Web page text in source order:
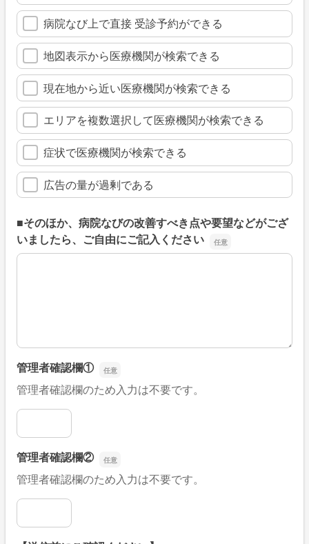
病院なび上で直接 受診予約ができる
地図表示から医療機関が検索できる
現在地から近い医療機関が検索できる
エリアを複数選択して医療機関が検索できる
症状で医療機関が検索できる
広告の量が過剰である
■そのほか、病院なびの改善すべき点や要望などがござ
いましたら、ご自由にご記入ください
■そのほか、病院なびの改善すべき点や要望などがござい
管理者確認欄①
管理者確認欄のため入力は不要です。
管理者確認欄①
管理者確認欄②
管理者確認欄のため入力は不要です。
管理者確認欄②